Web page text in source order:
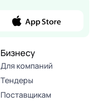
Бизнесу
Для компаний
Тендеры
Поставщикам